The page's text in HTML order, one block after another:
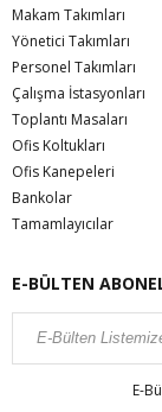
Makam Takımları
Yönetici Takımları
Personel Takımları
Çalışma İstasyonları
Toplantı Masaları
Ofis Koltukları
Ofis Kanepeleri
Bankolar
Tamamlayıcılar
E-BÜLTEN
E-